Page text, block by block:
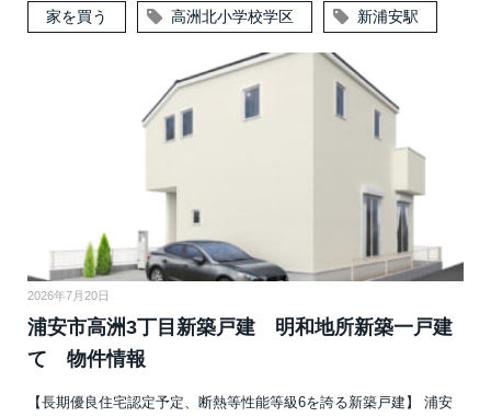
家を買う 高洲北小学校学区 新浦安駅
2026年7月20日
浦安市高洲3丁目新築戸建 明和地所新築一戸建
て 物件情報
【長期優良住宅認定予定、断熱等性能等級6を誇る新築戸建】 浦安